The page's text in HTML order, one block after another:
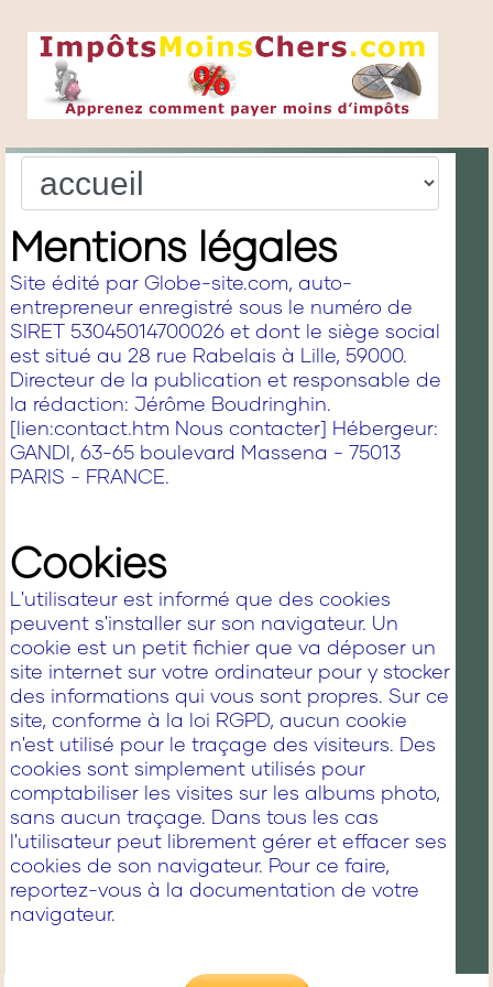
Mentions légales
Site édité par Globe-site.com, auto-
entrepreneur enregistré sous le numéro de
SIRET 53045014700026 et dont le siège social
est situé au 28 rue Rabelais à Lille, 59000.
Directeur de la publication et responsable de
la rédaction: Jérôme Boudringhin.
[lien:contact.htm Nous contacter] Hébergeur:
GANDI, 63-65 boulevard Massena - 75013
PARIS - FRANCE.
Cookies
L'utilisateur est informé que des cookies
peuvent s'installer sur son navigateur. Un
cookie est un petit fichier que va déposer un
site internet sur votre ordinateur pour y stocker
des informations qui vous sont propres. Sur ce
site, conforme à la loi RGPD, aucun cookie
n'est utilisé pour le traçage des visiteurs. Des
cookies sont simplement utilisés pour
comptabiliser les visites sur les albums photo,
sans aucun traçage. Dans tous les cas
l'utilisateur peut librement gérer et effacer ses
cookies de son navigateur. Pour ce faire,
reportez-vous à la documentation de votre
navigateur.